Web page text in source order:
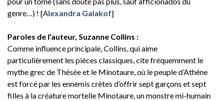
genre…) ! [Alexandra Galakof]
Paroles de l’auteur, Suzanne Collins :
Comme influence principale, Collins, qui aime
particulièrement les pièces classiques, cite fréquemment le
mythe grec de Thésée et le Minotaure, où le peuple d’Athène
est forcé par les ennemis crètes d’offrir sept garçons et sept
filles à la créature mortelle Minotaure, un monstre mi-humain